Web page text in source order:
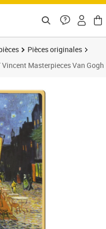
Pièces originales
Vincent Masterpieces Van